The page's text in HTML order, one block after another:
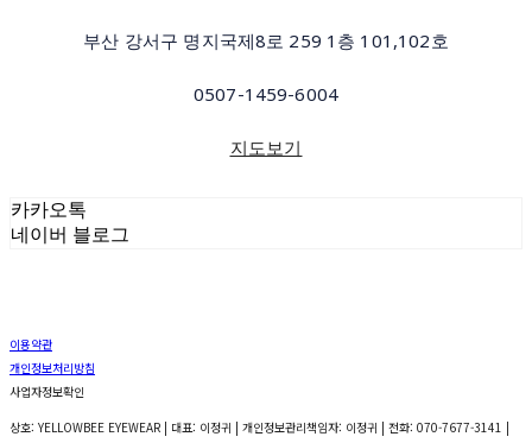
부산 강서구 명지국제8로 259 1층 101,102호
0507-1459-6004
지도보기
카카오톡
네이버 블로그
이용약관
개인정보처리방침
사업자정보확인
상호: YELLOWBEE EYEWEAR | 대표: 이정귀 | 개인정보관리책임자: 이정귀 | 전화: 070-7677-3141 |